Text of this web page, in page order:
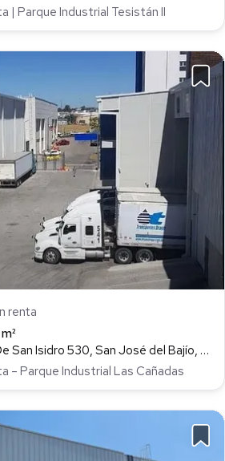
| Parque Industrial Tesistán II
renta
Av. Camino A Bosque De San Isidro 530, San José del Bajío, Zapopan
– Parque Industrial Las Cañadas